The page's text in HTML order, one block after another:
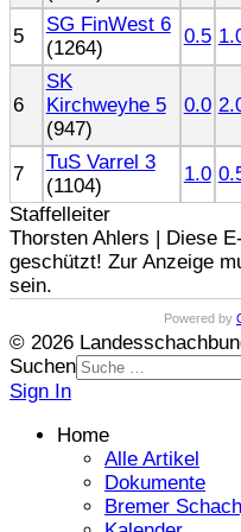
5
SG FinWest 6
(1264)
0.5
6
SK
Kirchweyhe 5
(947)
0.0
7
TuS Varrel 3
(1104)
1.0
Staffelleiter
Thorsten Ahlers | Diese
geschützt! Zur Anzeige
sein.
Powered by
© 2026
Suchen
Sign In
Home
Alle Artikel
Dokumente
Bremer